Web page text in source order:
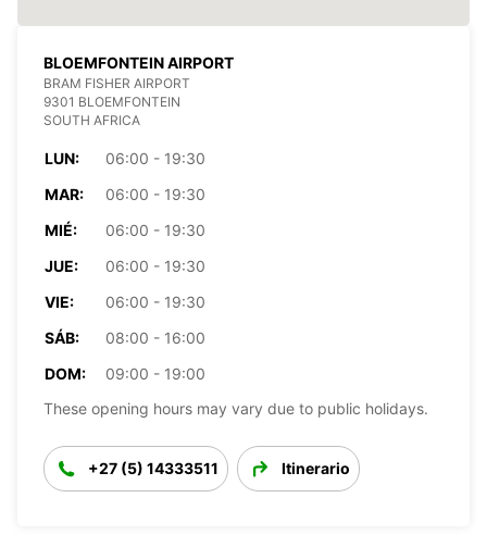
BLOEMFONTEIN AIRPORT
BRAM FISHER AIRPORT
9301 BLOEMFONTEIN
SOUTH AFRICA
LUN:
06:00 - 19:30
MAR:
06:00 - 19:30
MIÉ:
06:00 - 19:30
JUE:
06:00 - 19:30
VIE:
06:00 - 19:30
SÁB:
08:00 - 16:00
DOM:
09:00 - 19:00
These opening hours may vary due to public holidays.
+27 (5) 14333511 Itinerario